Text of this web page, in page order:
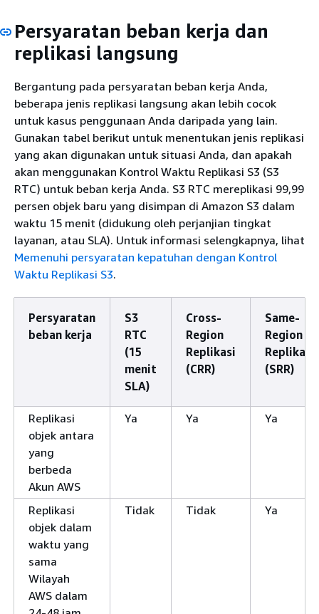
Persyaratan beban kerja dan
replikasi langsung
Bergantung pada persyaratan beban kerja Anda,
beberapa jenis replikasi langsung akan lebih cocok
untuk kasus penggunaan Anda daripada yang lain.
Gunakan tabel berikut untuk menentukan jenis replikasi
yang akan digunakan untuk situasi Anda, dan apakah
akan menggunakan Kontrol Waktu Replikasi S3 (S3
RTC) untuk beban kerja Anda. S3 RTC mereplikasi 99,99
persen objek baru yang disimpan di Amazon S3 dalam
waktu 15 menit (didukung oleh perjanjian tingkat
layanan, atau SLA). Untuk informasi selengkapnya, lihat
Memenuhi persyaratan kepatuhan dengan Kontrol
Waktu Replikasi S3.
Persyaratan
beban kerja
S3
RTC
(15
menit
SLA)
Cross-
Region
Replikasi
(CRR)
Same-
Region
Replikasi
(SRR)
Replikasi
objek antara
yang
berbeda
Akun AWS
Ya Ya Ya
Replikasi
objek dalam
waktu yang
sama
Wilayah
AWS dalam
Tidak Tidak Ya